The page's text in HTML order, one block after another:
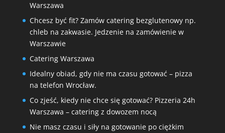
Warszawa
Chcesz być fit? Zamów catering bezglutenowy np.
chleb na zakwasie. Jedzenie na zamówienie w
Warszawie
Catering Warszawa
Idealny obiad, gdy nie ma czasu gotować – pizza
na telefon Wrocław.
Co zjeść, kiedy nie chce się gotować? Pizzeria 24h
Warszawa – catering z dowozem nocą
Nie masz czasu i siły na gotowanie po ciężkim